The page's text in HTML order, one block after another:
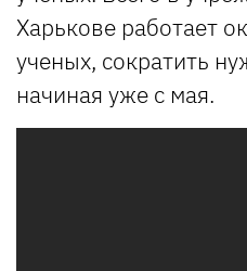
Харькове работает
ученых, сократить
начиная уже с мая.